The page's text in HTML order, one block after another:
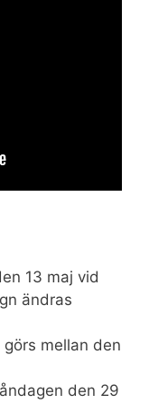
13 maj vid
ändras
mellan den
den 29